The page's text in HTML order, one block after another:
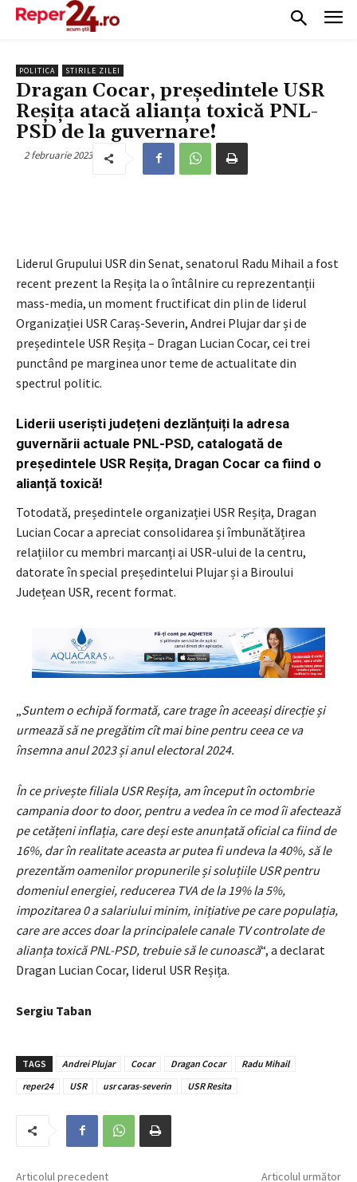
POLITICA STIRILE ZILEI
Dragan Cocar, președintele USR
Reșița atacă alianța toxică PNL-
PSD de la guvernare!
2 februarie 2023
Liderul Grupului USR din Senat, senatorul Radu Mihail a fost
recent prezent la Reșița la o întâlnire cu reprezentanții
mass-media, un moment fructificat din plin de liderul
Organizației USR Caraș-Severin, Andrei Plujar dar și de
președintele USR Reșița – Dragan Lucian Cocar, cei trei
punctând pe marginea unor teme de actualitate din
spectrul politic.
Liderii useriști județeni dezlănțuiți la adresa
guvernării actuale PNL-PSD, catalogată de
președintele USR Reșița, Dragan Cocar ca fiind o
alianță toxică!
Totodată, președintele organizației USR Reșița, Dragan
Lucian Cocar a apreciat consolidarea și îmbunătățirea
relațiilor cu membri marcanți ai USR-ului de la centru,
datorate în special președintelui Plujar și a Biroului
Județean USR, recent format.
Suntem o echipă formată, care trage în aceeași direcție și
urmează să ne pregătim cît mai bine pentru ceea ce va
însemna anul 2023 și anul electoral 2024.
În ce privește filiala USR Reșița, am început în octombrie
campania door to door, pentru a vedea în ce mod îi afectează
pe cetățeni inflația, care deși este anunțată oficial ca fiind de
16%, dar în realitate aceasta ar putea fi undeva la 40%, să le
prezentăm oamenilor propunerile și soluțiile USR pentru
domeniul energiei, reducerea TVA de la 19% la 5%,
impozitarea 0 a salariului minim, inițiative pe care populația,
care are acces doar la principalele canale TV controlate de
alianța toxică PNL-PSD, trebuie să le cunoască“, a declarat
Dragan Lucian Cocar, liderul USR Reșița.
Sergiu Taban
TAGS Andrei Plujar Cocar Dragan Cocar
Radu Mihail
reper24
USR usr caras-severin USR Resita
Articolul precedent Articolul următor